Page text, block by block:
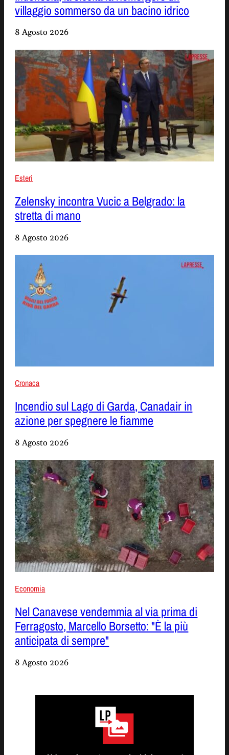
villaggio sommerso da un bacino idrico
8 Agosto 2026
Esteri
Zelensky incontra Vucic a Belgrado: la
stretta di mano
8 Agosto 2026
Cronaca
Incendio sul Lago di Garda, Canadair in
azione per spegnere le fiamme
8 Agosto 2026
Economia
Nel Canavese vendemmia al via prima di
Ferragosto, Marcello Borsetto: "È la più
anticipata di sempre"
8 Agosto 2026